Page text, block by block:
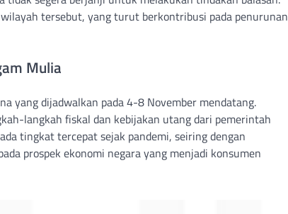
tersebut, yang turut berkontribusi pada penurunan
Mulia
yang dijadwalkan pada 4-8 November mendatang.
langkah fiskal dan kebijakan utang dari pemerintah
tingkat tercepat sejak pandemi, seiring dengan
prospek ekonomi negara yang menjadi konsumen